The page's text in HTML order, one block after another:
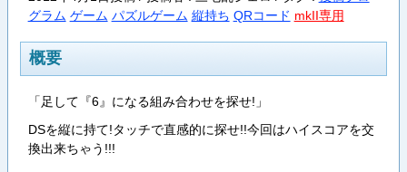
グラム ゲーム パズルゲーム 縦持ち QRコード mkII専用
概要
「足して『6』になる組み合わせを探せ!」
DSを縦に持て!タッチで直感的に探せ!!今回はハイスコアを交
換出来ちゃう!!!